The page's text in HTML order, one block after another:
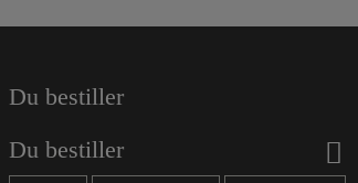
Du bestiller
Du bestiller